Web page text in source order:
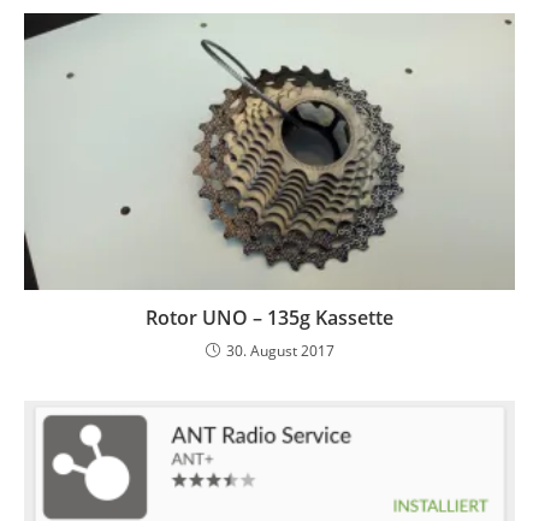
Rotor UNO – 135g Kassette
30. August 2017